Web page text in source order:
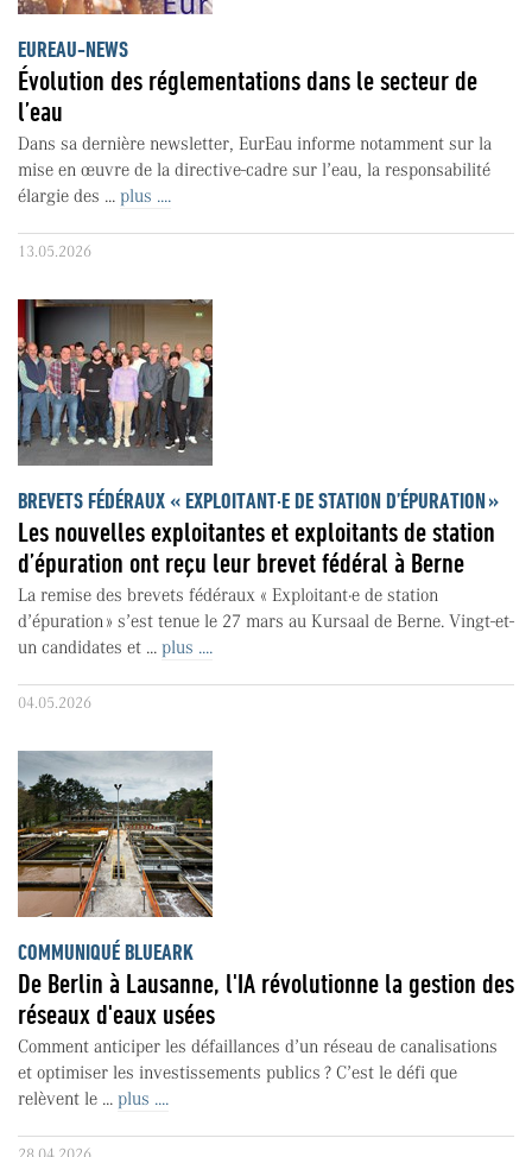
EUREAU-NEWS
Évolution des réglementations dans le secteur de
l’eau
Dans sa dernière newsletter, EurEau informe notamment sur la
mise en œuvre de la directive-cadre sur l’eau, la responsabilité
élargie des ... plus ....
13.05.2026
BREVETS FÉDÉRAUX « EXPLOITANT·E DE STATION D’ÉPURATION »
Les nouvelles exploitantes et exploitants de station
d’épuration ont reçu leur brevet fédéral à Berne
La remise des brevets fédéraux « Exploitant·e de station
d’épuration » s’est tenue le 27 mars au Kursaal de Berne. Vingt-et-
un candidates et ... plus ....
04.05.2026
COMMUNIQUÉ BLUEARK
De Berlin à Lausanne, l'IA révolutionne la gestion des
réseaux d'eaux usées
Comment anticiper les défaillances d’un réseau de canalisations
et optimiser les investissements publics ? C’est le défi que
relèvent le ... plus ....